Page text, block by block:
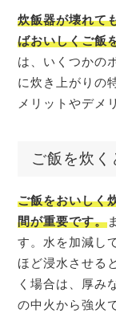
炊飯器が壊れて
ばおいしくご飯
は、いくつかの
に炊き上がりの
メリットやデメ
ご飯を炊く
ご飯をおいしく
間が重要です。
す。水を加減し
ほど浸水させる
く場合は、厚み
の中火から強火